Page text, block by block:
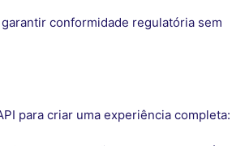
conformidade regulatória sem
para criar uma experiência completa: